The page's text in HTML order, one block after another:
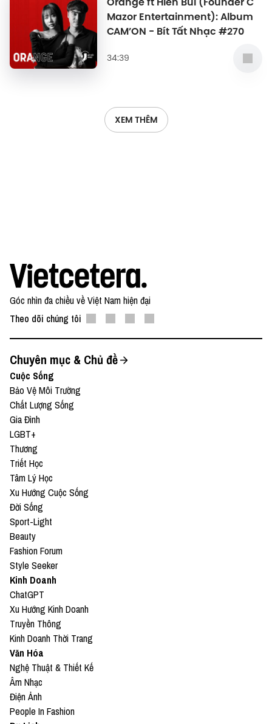
Mazor Entertainment): Album
CAM’ON - Bít Tất Nhạc #270
34:39
XEM THÊM
Góc nhìn đa chiều về Việt Nam hiện đại
Theo dõi chúng tôi
Chuyên mục & Chủ đề
Cuộc Sống
Bảo Vệ Môi Trường
Chất Lượng Sống
Gia Đình
LGBT+
Thương
Triết Học
Tâm Lý Học
Xu Hướng Cuộc Sống
Đời Sống
Sport-Light
Beauty
Fashion Forum
Style Seeker
Kinh Doanh
ChatGPT
Xu Hướng Kinh Doanh
Truyền Thông
Kinh Doanh Thời Trang
Văn Hóa
Nghệ Thuật & Thiết Kế
Âm Nhạc
Điện Ảnh
People In Fashion